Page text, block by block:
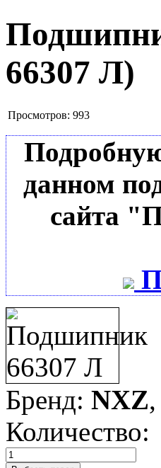
66307 Л)
Просмотров: 993
данном
сайта
Бренд: NXZ
Количество: